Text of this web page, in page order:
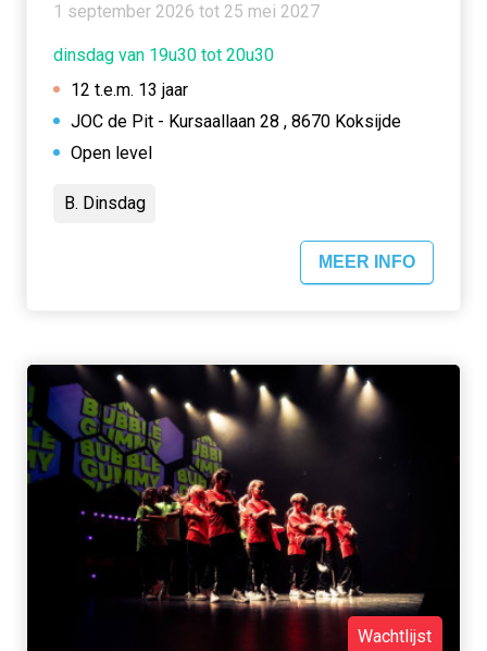
1 september 2026 tot 25 mei 2027
dinsdag van 19u30 tot 20u30
12 t.e.m. 13 jaar
JOC de Pit - Kursaallaan 28 , 8670 Koksijde
Open level
B. Dinsdag
MEER INFO
Wachtlijst